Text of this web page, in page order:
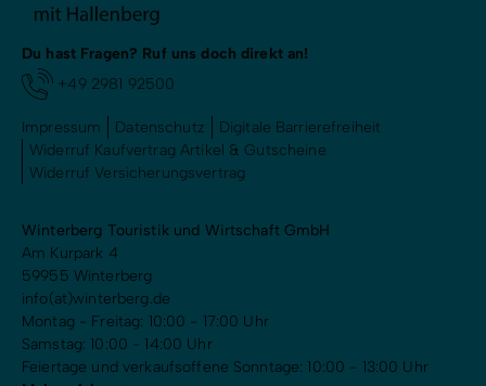
Du hast Fragen? Ruf uns doch direkt an!
+49 2981 92500
Impressum Datenschutz
Digitale Barrierefreiheit
Widerruf Kaufvertrag Artikel & Gutscheine
Widerruf Versicherungsvertrag
Winterberg Touristik und Wirtschaft GmbH
Am Kurpark 4
59955 Winterberg
info(at)winterberg.de
Montag - Freitag: 10:00 - 17:00 Uhr
Samstag: 10:00 - 14:00 Uhr
Feiertage und verkaufsoffene Sonntage: 10:00 - 13:00 Uhr